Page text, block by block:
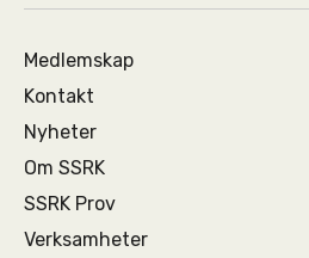
Medlemskap
Kontakt
Nyheter
Om SSRK
SSRK Prov
Verksamheter